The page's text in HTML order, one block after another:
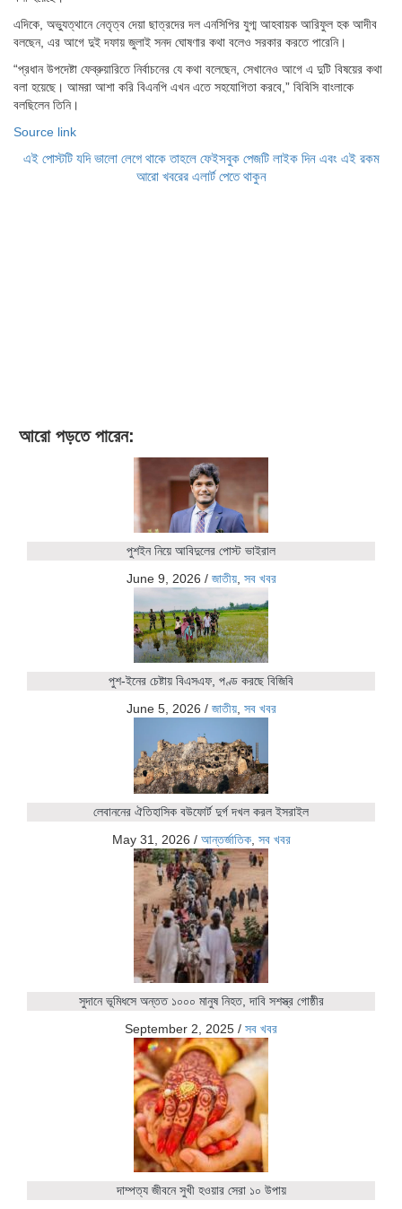
এদিকে, অভ্যুত্থানে নেতৃত্ব দেয়া ছাত্রদের দল এনসিপির যুগ্ম আহবায়ক আরিফুল হক আদীব
বলছেন, এর আগে দুই দফায় জুলাই সনদ ঘোষণার কথা বলেও সরকার করতে পারেনি।
“প্রধান উপদেষ্টা ফেব্রুয়ারিতে নির্বাচনের যে কথা বলেছেন, সেখানেও আগে এ দুটি বিষয়ের কথা
বলা হয়েছে। আমরা আশা করি বিএনপি এখন এতে সহযোগিতা করবে,” বিবিসি বাংলাকে
বলছিলেন তিনি।
Source link
এই পোস্টটি যদি ভালো লেগে থাকে তাহলে ফেইসবুক পেজটি লাইক দিন এবং এই রকম
আরো খবরের এলার্ট পেতে থাকুন
আরো পড়তে পারেন:
পুশইন নিয়ে আবিদুলের পোস্ট ভাইরাল
June 9, 2026 / জাতীয়, সব খবর
পুশ-ইনের চেষ্টায় বিএসএফ, পণ্ড করছে বিজিবি
June 5, 2026 / জাতীয়, সব খবর
লেবাননের ঐতিহাসিক বউফোর্ট দুর্গ দখল করল ইসরাইল
May 31, 2026 / আন্তর্জাতিক, সব খবর
সুদানে ভূমিধসে অন্তত ১০০০ মানুষ নিহত, দাবি সশস্ত্র গোষ্ঠীর
September 2, 2025 / সব খবর
দাম্পত্য জীবনে সুখী হওয়ার সেরা ১০ উপায়